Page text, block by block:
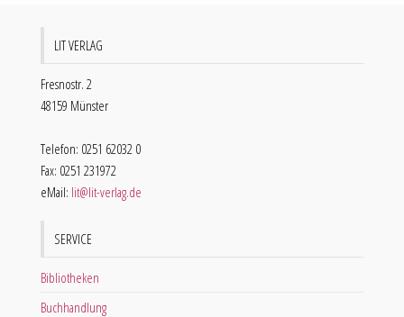
LIT VERLAG
Fresnostr. 2
48159 Münster
Telefon: 0251 62032 0
Fax: 0251 231972
eMail: lit@lit-verlag.de
SERVICE
Bibliotheken
Buchhandlung